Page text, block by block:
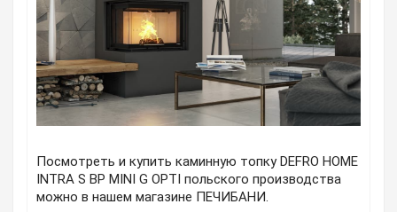
Посмотреть и купить каминную топку DEFRO HOME
INTRA S BP MINI G OPTI польского производства
можно в нашем магазине ПЕЧИБАНИ.